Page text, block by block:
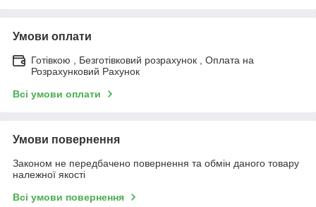
Умови оплати
Готівкою , Безготівковий розрахунок , Оплата на
Розрахунковий Рахунок
Всі умови оплати
Умови повернення
Законом не передбачено повернення та обмін даного товару
належної якості
Всі умови повернення